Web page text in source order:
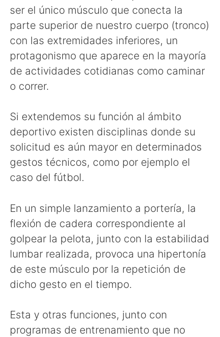
ser el único músculo que conecta la
parte superior de nuestro cuerpo (tronco)
con las extremidades inferiores, un
protagonismo que aparece en la mayoría
de actividades cotidianas como caminar
o correr.
Si extendemos su función al ámbito
deportivo existen disciplinas donde su
solicitud es aún mayor en determinados
gestos técnicos, como por ejemplo el
caso del fútbol.
En un simple lanzamiento a portería, la
flexión de cadera correspondiente al
golpear la pelota, junto con la estabilidad
lumbar realizada, provoca una hipertonía
de este músculo por la repetición de
dicho gesto en el tiempo.
Esta y otras funciones, junto con
programas de entrenamiento que no